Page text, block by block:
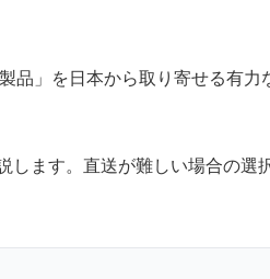
」を日本から取り寄せる有力
ます。直送が難しい場合の選